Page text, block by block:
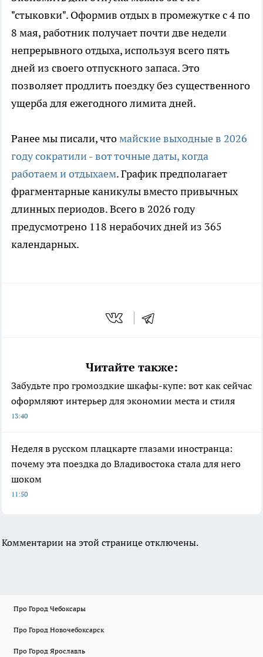
"стыковки". Оформив отдых в промежутке с 4 по
8 мая, работник получает почти две недели
непрерывного отдыха, используя всего пять
дней из своего отпускного запаса. Это
позволяет продлить поездку без существенного
ущерба для ежегодного лимита дней.
Ранее мы писали, чтомайские выходные в 2026
году сократили - вот точные даты, когда
работаем и отдыхаем. График предполагает
фрагментарные каникулы вместо привычных
длинных периодов. Всего в 2026 году
предусмотрено 118 нерабочих дней из 365
календарных.
Читайте также:
Забудьте про громоздкие шкафы-купе: вот как сейчас
оформляют интерьер для экономии места и стиля
13:40
Неделя в русском плацкарте глазами иностранца:
почему эта поездка до Владивостока стала для него
шоком
11:50
Комментарии на этой странице отключены.
Про Город Чебоксары
Про Город Новочебоксарск
Про Город Ярославль